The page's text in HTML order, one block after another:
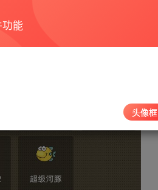
能
头像框